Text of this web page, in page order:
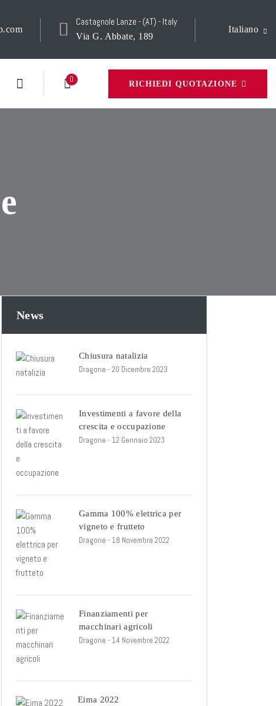
Castagnole Lanze - (AT) - Italy
Via G. Abbate, 189
Italiano
0 RICHIEDI QUOTAZIONE
News
Chiusura natalizia
Dragone - 20 Dicembre 2023
Investimenti a favore della
crescita e occupazione
Dragone - 12 Gennaio 2023
Gamma 100% elettrica per
vigneto e frutteto
Dragone - 18 Novembre 2022
Finanziamenti per
macchinari agricoli
Dragone - 14 Novembre 2022
Eima 2022